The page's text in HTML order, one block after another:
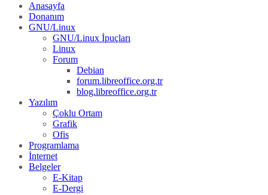
Anasayfa
Donanım
GNU/Linux
GNU/Linux İpuçları
Linux
Forum
Debian
forum.libreoffice.org.tr
blog.libreoffice.org.tr
Yazılım
Çoklu Ortam
Grafik
Ofis
Programlama
İnternet
Belgeler
E-Kitap
E-Dergi